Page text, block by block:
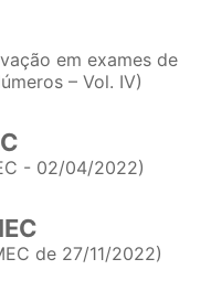
em exames de
– Vol. IV)
- 02/04/2022)
de 27/11/2022)